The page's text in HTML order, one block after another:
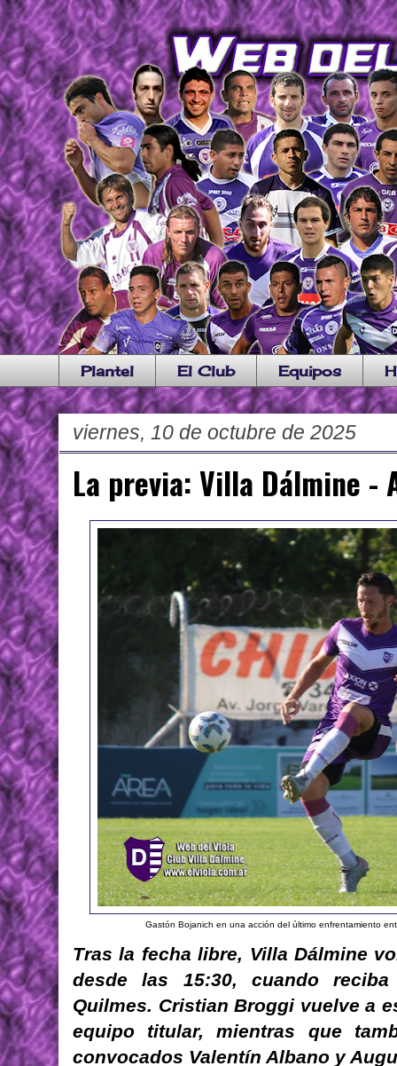
Plantel El Club Equipos
viernes, 10 de octubre de 2025
La previa: Villa Dálmine -
Gastón Bojanich en una acción del último enfrentamiento
Tras la fecha libre, Villa Dálmine
desde las 15:30, cuando
Quilmes. Cristian Broggi vuelve a
equipo titular, mientras que
convocados Valentín Albano y